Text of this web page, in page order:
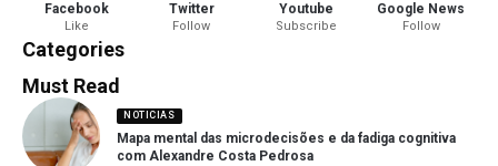
Facebook
Like
Twitter
Follow
Youtube
Subscribe
Google News
Follow
Categories
Must Read
NOTICIAS
Mapa mental das microdecisões e da fadiga cognitiva
com Alexandre Costa Pedrosa